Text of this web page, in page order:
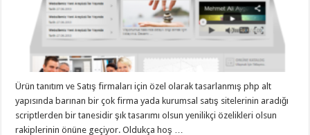
taşımacılık
taşımacılık
gaziantep
gaziantep
evden
taşımacılık,
gaziantep
Ürün tanıtım ve Satış firmaları için özel olarak tasarlanmış php alt
yapısında barınan bir çok firma yada kurumsal satış sitelerinin aradığı
scriptlerden bir tanesidir şık tasarımı olsun yenilikçi özelikleri olsun
rakiplerinin önüne geçiyor. Oldukça hoş …